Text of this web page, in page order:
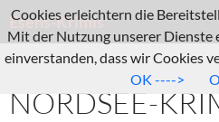
Zum
Inhalt
springen
Esens-Krimis
Suchen
NORDSEE-
Cookies erleichtern die
Mit der Nutzung unserer Dienste
einverstanden, dass wir Cookies
OK ---->